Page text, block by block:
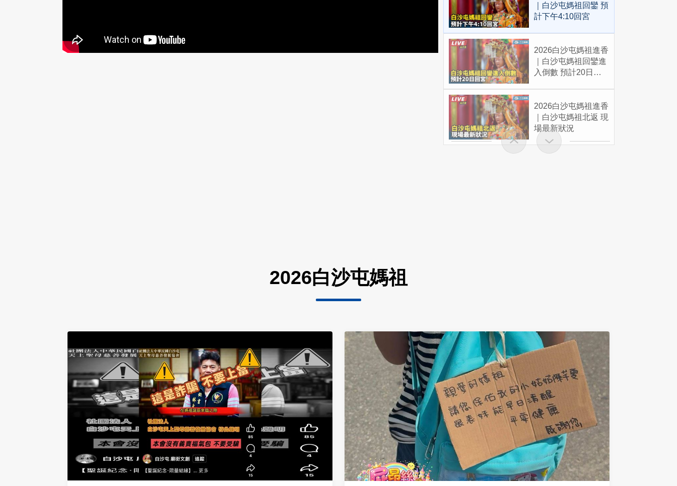
｜白沙屯媽祖回鑾 預
計下午4:10回宮
2026白沙屯媽祖進香
｜白沙屯媽祖回鑾進
入倒數 預計20日回
2026白沙屯媽祖進香
｜白沙屯媽祖北返 現
場最新狀況
2026白沙屯媽祖